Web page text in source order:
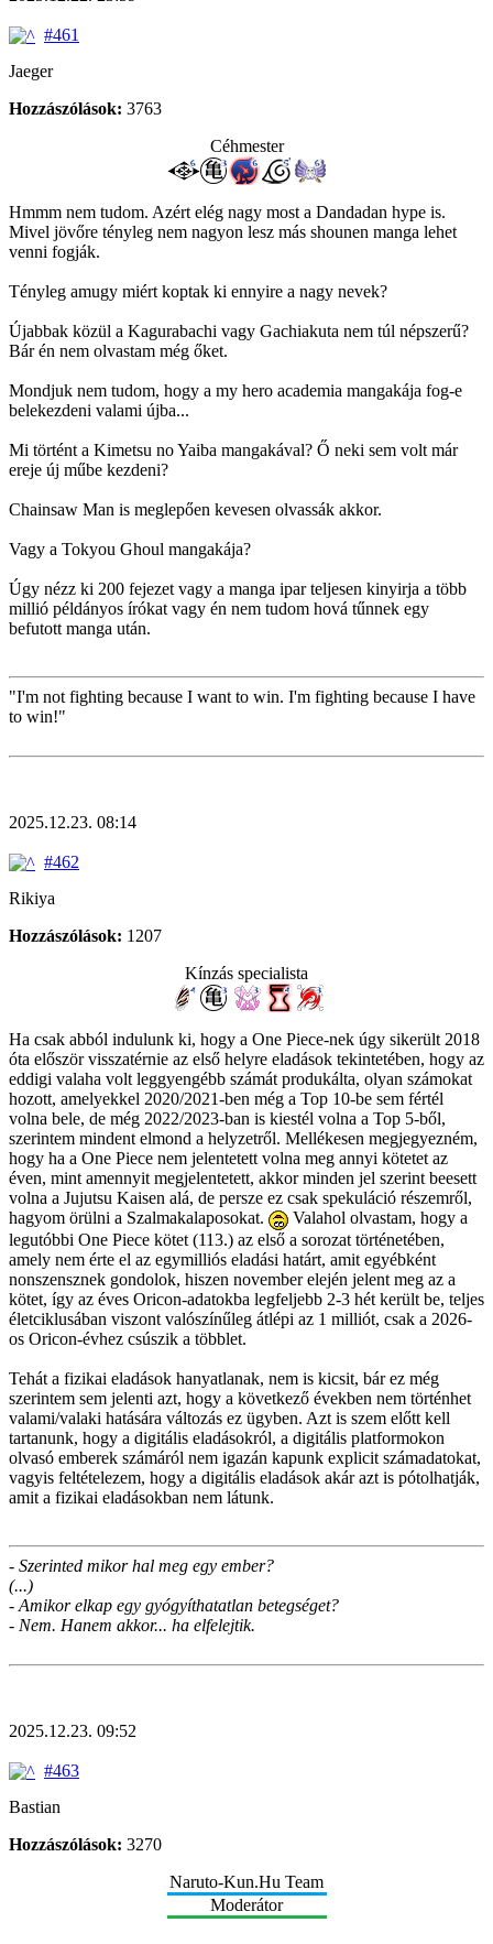
#461
Jaeger
Hozzászólások: 3763
Céhmester
Hmmm nem tudom. Azért elég nagy most a Dandadan hype is.
Mivel jövőre tényleg nem nagyon lesz más shounen manga lehet
venni fogják.
Tényleg amugy miért koptak ki ennyire a nagy nevek?
Újabbak közül a Kagurabachi vagy Gachiakuta nem túl népszerű?
Bár én nem olvastam még őket.
Mondjuk nem tudom, hogy a my hero academia mangakája fog-e
belekezdeni valami újba...
Mi történt a Kimetsu no Yaiba mangakával? Ő neki sem volt már
ereje új műbe kezdeni?
Chainsaw Man is meglepően kevesen olvassák akkor.
Vagy a Tokyou Ghoul mangakája?
Úgy nézz ki 200 fejezet vagy a manga ipar teljesen kinyirja a több
millió példányos írókat vagy én nem tudom hová tűnnek egy
befutott manga után.
"I'm not fighting because I want to win. I'm fighting because I have
to win!"
2025.12.23. 08:14
#462
Rikiya
Hozzászólások: 1207
Kínzás specialista
Ha csak abból indulunk ki, hogy a One Piece-nek úgy sikerült 2018
óta először visszatérnie az első helyre eladások tekintetében, hogy az
eddigi valaha volt leggyengébb számát produkálta, olyan számokat
hozott, amelyekkel 2020/2021-ben még a Top 10-be sem fértél
volna bele, de még 2022/2023-ban is kiestél volna a Top 5-ből,
szerintem mindent elmond a helyzetről. Mellékesen megjegyezném,
hogy ha a One Piece nem jelentetett volna meg annyi kötetet az
éven, mint amennyit megjelentetett, akkor minden jel szerint beesett
volna a Jujutsu Kaisen alá, de persze ez csak spekuláció részemről,
hagyom örülni a Szalmakalaposokat.
Valahol olvastam, hogy a
legutóbbi One Piece kötet (113.) az első a sorozat történetében,
amely nem érte el az egymilliós eladási határt, amit egyébként
nonszensznek gondolok, hiszen november elején jelent meg az a
kötet, így az éves Oricon-adatokba legfeljebb 2-3 hét került be, teljes
életciklusában viszont valószínűleg átlépi az 1 milliót, csak a 2026-
os Oricon-évhez csúszik a többlet.
Tehát a fizikai eladások hanyatlanak, nem is kicsit, bár ez még
szerintem sem jelenti azt, hogy a következő években nem történhet
valami/valaki hatására változás ez ügyben. Azt is szem előtt kell
tartanunk, hogy a digitális eladásokról, a digitális platformokon
olvasó emberek számáról nem igazán kapunk explicit számadatokat,
vagyis feltételezem, hogy a digitális eladások akár azt is pótolhatják,
amit a fizikai eladásokban nem látunk.
- Szerinted mikor hal meg egy ember?
(...)
- Amikor elkap egy gyógyíthatatlan betegséget?
- Nem. Hanem akkor... ha elfelejtik.
2025.12.23. 09:52
#463
Bastian
Hozzászólások: 3270
Naruto-Kun.Hu Team
Moderátor